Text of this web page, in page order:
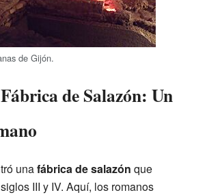
de Gijón.
de Salazón: Un
unafábrica de salazón que
III y IV. Aquí, los romanos